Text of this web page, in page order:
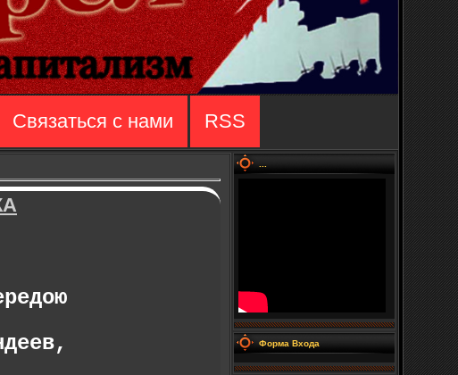
Связаться с нами RSS
Форма Входа